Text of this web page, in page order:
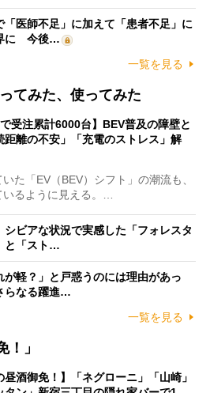
「医師不足」に加えて「患者不足」に
に 今後…
一覧を見る
てみた、使ってみた
で受注累計6000台】BEV普及の障壁と
距離の不安」「充電のストレス」解
た「EV（BEV）シフト」の潮流も、
いるように見える。…
シビアな状況で実感した「フォレスタ
と「スト…
軽？」と戸惑うのには理由があっ
らなる躍進…
一覧を見る
！」
昼酒御免！】「ネグローニ」「山崎」